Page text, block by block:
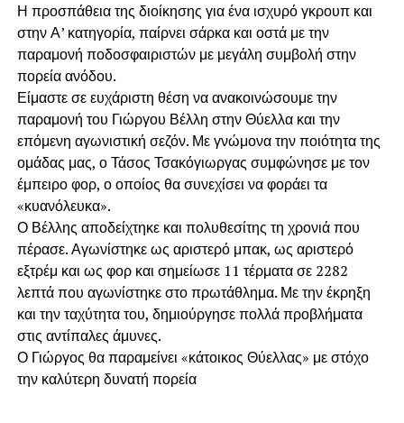
Η προσπάθεια της διοίκησης για ένα ισχυρό γκρουπ και
στην Α’ κατηγορία, παίρνει σάρκα και οστά με την
παραμονή ποδοσφαιριστών με μεγάλη συμβολή στην
πορεία ανόδου.
Είμαστε σε ευχάριστη θέση να ανακοινώσουμε την
παραμονή του Γιώργου Βέλλη στην Θύελλα και την
επόμενη αγωνιστική σεζόν. Με γνώμονα την ποιότητα της
ομάδας μας, ο Τάσος Τσακόγιωργας συμφώνησε με τον
έμπειρο φορ, ο οποίος θα συνεχίσει να φοράει τα
«κυανόλευκα».
Ο Βέλλης αποδείχτηκε και πολυθεσίτης τη χρονιά που
πέρασε. Αγωνίστηκε ως αριστερό μπακ, ως αριστερό
εξτρέμ και ως φορ και σημείωσε 11 τέρματα σε 2282
λεπτά που αγωνίστηκε στο πρωτάθλημα. Με την έκρηξη
και την ταχύτητα του, δημιούργησε πολλά προβλήματα
στις αντίπαλες άμυνες.
Ο Γιώργος θα παραμείνει «κάτοικος Θύελλας» με στόχο
την καλύτερη δυνατή πορεία